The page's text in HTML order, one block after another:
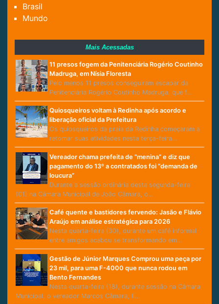
Brasil
Mundo
Mais Acessadas
11 presos fogem da Penitenciária Rogério Coutinho
Madruga, em Nísia Floresta
Pelo menos 11 presos conseguiram escapar da
Penitenciária Rogério Coutinho Madruga, que f…
Quiosqueiros voltam à Redinha após acordo e
liberação oficial da Prefeitura
Os quiosqueiros da praia da Redinha começaram a
retomar suas atividades nesta terça-feira…
Vereador chama prefeita de “menina” e diz que
pagamento do 13º a contratados foi “demanda de
loucura”
Durante a sessão ordinária desta segunda-feira
(01) na Câmara Municipal de João Câmara, o…
Café quente e bastidores fervendo: Jasão e Flávio
Araújo em análise estratégica para 2026
Nesta quarta-feira (30), durante um café informal
entre amigos acabou se transformando em…
Gestão de Júnior Marques Comprou uma peça por
23 mil, para uma F-4000 que nunca rodou em
Bento Fernandes
Nesta quarta-feira (18), durante sessão na Câmara
Municipal, o vereador Marcos Câmara, lí…